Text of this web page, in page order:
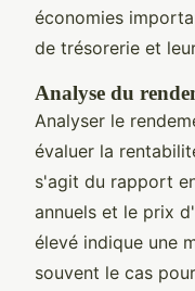
économies
de trésorerie et
Analyse du
Analyser le
évaluer la
s'agit du rapport
annuels et le prix
élevé indique une
souvent le cas